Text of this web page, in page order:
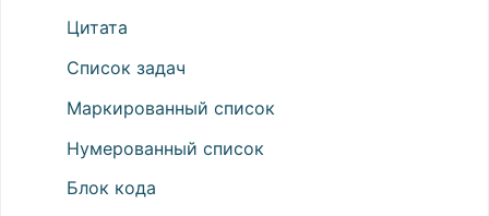
Цитата
Список задач
Маркированный список
Нумерованный список
Блок кода